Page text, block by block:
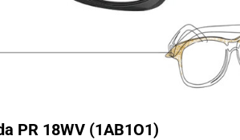
PR 18WV (1AB1O1)